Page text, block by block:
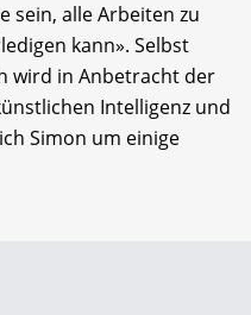
sein, alle Arbeiten zu
kann». Selbst
wird in Anbetracht der
Intelligenz und
Simon um einige